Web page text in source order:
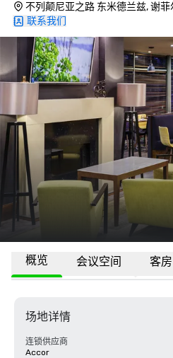
不列颠尼亚之路 东米德兰兹, 谢
联系我们
概览 会议空间 客房
场地详情
连锁供应商
Accor